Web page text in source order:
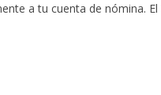
a tu cuenta de nómina.